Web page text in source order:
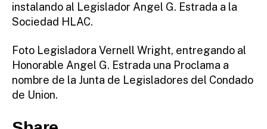
instalando al Legislador Angel G. Estrada a la
Sociedad HLAC.
Foto Legisladora Vernell Wright, entregando al
Honorable Angel G. Estrada una Proclama a
nombre de la Junta de Legisladores del Condado
de Union.